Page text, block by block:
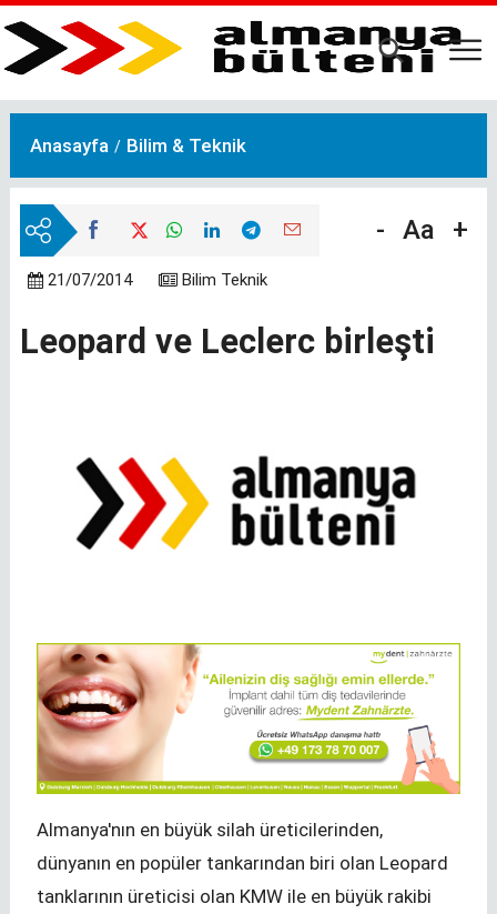
Ana
içeriğe
Anasayfa Bilim & Teknik
- Aa +
21/07/2014 Bilim Teknik
Leopard ve Leclerc birleşti
Almanya'nın en büyük silah üreticilerinden,
dünyanın en popüler tankarından biri olan Leopard
tanklarının üreticisi olan KMW ile en büyük rakibi